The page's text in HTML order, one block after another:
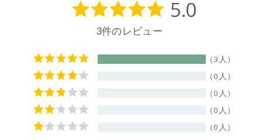
ecostore 2024/9/2
にお問い合わせください。
※発売日は予告なく変更する可能性がございます。予めご了承
ください。
※通常はご注文より１～３営業日での発送となります。
商品によっては、お届けまで１～２週間かかる場合がござい
ますので予めご了承ください。